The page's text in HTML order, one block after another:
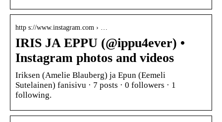
http s://www.instagram.com › …
IRIS JA EPPU (@ippu4ever) •
Instagram photos and videos
Iriksen (Amelie Blauberg) ja Epun (Eemeli
Sutelainen) fanisivu · 7 posts · 0 followers · 1
following.